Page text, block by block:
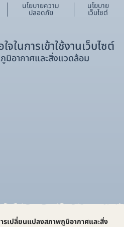
นโยบายความ
ปลอดภัย
นโยบาย
เว็บไซต์
ในการเข้าใช้งานเว็บไซต์
มิอากาศและสิ่งแวดล้อม
เปลี่ยนแปลงสภาพภูมิอากาศและสิ่ง